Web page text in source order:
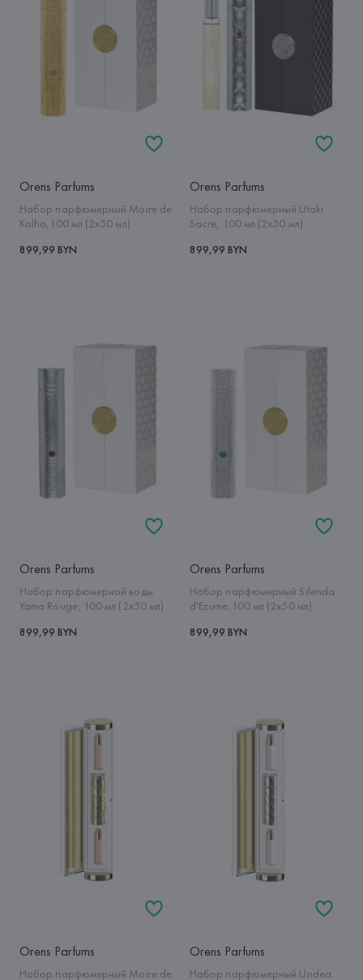
Orens Parfums
Набор парфюмерный Moire de
Kalha,100 мл (2x50 мл)
899,99 BYN
Orens Parfums
Набор парфюмерный Utaki
Sacre, 100 мл (2x50 мл)
899,99 BYN
Orens Parfums
Набор парфюмерной воды
Yama Rouge, 100 мл (2x50 мл)
899,99 BYN
Orens Parfums
Набор парфюмерный Silenda
d'Ecume,100 мл (2x50 мл)
899,99 BYN
Orens Parfums
Набор парфюмерный Moire de
Orens Parfums
Набор парфюмерный Undea